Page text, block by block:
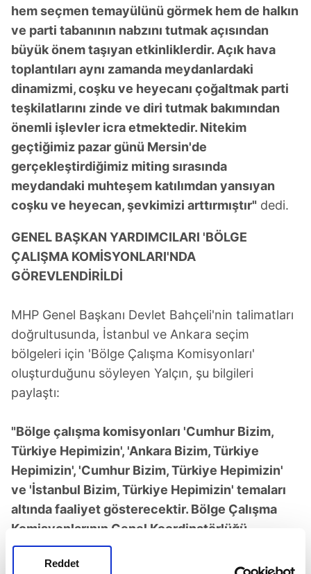
Reddet
hem seçmen temayülünü görmek hem de halkın
ve parti tabanının nabzını tutmak açısından
büyük önem taşıyan etkinliklerdir. Açık hava
toplantıları aynı zamanda meydanlardaki
dinamizmi, coşku ve heyecanı çoğaltmak parti
teşkilatlarını zinde ve diri tutmak bakımından
önemli işlevler icra etmektedir. Nitekim
geçtiğimiz pazar günü Mersin'de
gerçekleştirdiğimiz miting sırasında
meydandaki muhteşem katılımdan yansıyan
coşku ve heyecan, şevkimizi arttırmıştır" dedi.
GENEL BAŞKAN YARDIMCILARI 'BÖLGE
ÇALIŞMA KOMİSYONLARI'NDA
GÖREVLENDİRİLDİ
MHP Genel Başkanı Devlet Bahçeli'nin talimatları
doğrultusunda, İstanbul ve Ankara seçim
bölgeleri için 'Bölge Çalışma Komisyonları'
oluşturduğunu söyleyen Yalçın, şu bilgileri
paylaştı:
"Bölge çalışma komisyonları 'Cumhur Bizim,
Türkiye Hepimizin', 'Ankara Bizim, Türkiye
Hepimizin', 'Cumhur Bizim, Türkiye Hepimizin'
ve 'İstanbul Bizim, Türkiye Hepimizin' temaları
altında faaliyet gösterecektir. Bölge Çalışma
Komisyonlarının Genel Koordinatörlüğü
tarafından yürütülecektir. İstanbul 1. Bölge
Koordinatörü olarak Genel Başkan Yardımcısı